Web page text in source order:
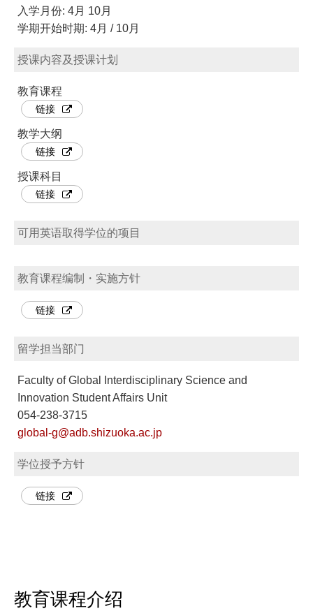
入学月份: 4月 10月
学期开始时期: 4月 / 10月
授课内容及授课计划
教育课程
链接
教学大纲
链接
授课科目
链接
可用英语取得学位的项目
教育课程编制・实施方针
链接
留学担当部门
Faculty of Global Interdisciplinary Science and
Innovation Student Affairs Unit
054-238-3715
global-g@adb.shizuoka.ac.jp
学位授予方针
链接
教育课程介绍